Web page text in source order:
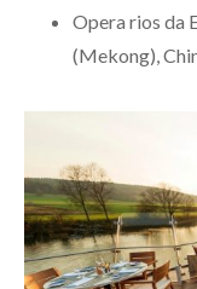
Opera rios da
(Mekong),